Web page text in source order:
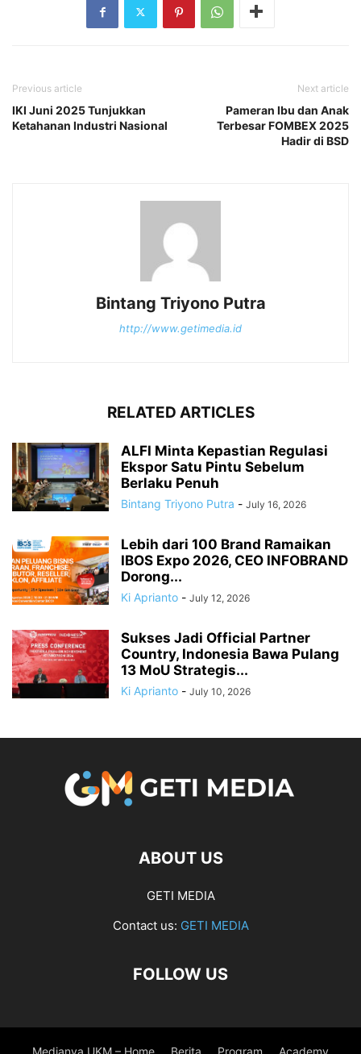
Previous article
IKI Juni 2025 Tunjukkan
Ketahanan Industri Nasional
Next article
Pameran Ibu dan Anak
Terbesar FOMBEX 2025
Hadir di BSD
Bintang Triyono Putra
http://www.getimedia.id
RELATED ARTICLES
ALFI Minta Kepastian Regulasi
Ekspor Satu Pintu Sebelum
Berlaku Penuh
Bintang Triyono Putra - July 16, 2026
Lebih dari 100 Brand Ramaikan
IBOS Expo 2026, CEO INFOBRAND
Dorong...
Ki Aprianto - July 12, 2026
Sukses Jadi Official Partner
Country, Indonesia Bawa Pulang
13 MoU Strategis...
Ki Aprianto - July 10, 2026
ABOUT US
GETI MEDIA
Contact us: GETI MEDIA
FOLLOW US
Medianya UKM – Home Berita Program Academy